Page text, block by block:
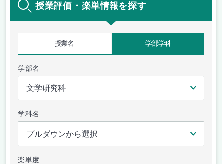
授業評価・楽単情報を探す
授業名 学部学科
学部名
学科名
楽単度